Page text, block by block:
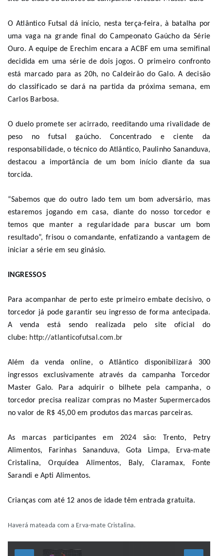
O Atlântico Futsal dá início, nesta terça-feira, à batalha por
uma vaga na grande final do Campeonato Gaúcho da Série
Ouro. A equipe de Erechim encara a ACBF em uma semifinal
decidida em uma série de dois jogos. O primeiro confronto
está marcado para as 20h, no Caldeirão do Galo. A decisão
do classificado se dará na partida da próxima semana, em
Carlos Barbosa.
O duelo promete ser acirrado, reeditando uma rivalidade de
peso no futsal gaúcho. Concentrado e ciente da
responsabilidade, o técnico do Atlântico, Paulinho Sananduva,
destacou a importância de um bom início diante da sua
torcida.
“Sabemos que do outro lado tem um bom adversário, mas
estaremos jogando em casa, diante do nosso torcedor e
temos que manter a regularidade para buscar um bom
resultado”, frisou o comandante, enfatizando a vantagem de
iniciar a série em seu ginásio.
INGRESSOS
Para acompanhar de perto este primeiro embate decisivo, o
torcedor já pode garantir seu ingresso de forma antecipada.
A venda está sendo realizada pelo site oficial do
clube: http://atlanticofutsal.com.br
Além da venda online, o Atlântico disponibilizará 300
ingressos exclusivamente através da campanha Torcedor
Master Galo. Para adquirir o bilhete pela campanha, o
torcedor precisa realizar compras no Master Supermercados
no valor de R$ 45,00 em produtos das marcas parceiras.
As marcas participantes em 2024 são: Trento, Petry
Alimentos, Farinhas Sananduva, Gota Limpa, Erva-mate
Cristalina, Orquídea Alimentos, Baly, Claramax, Fonte
Sarandi e Apti Alimentos.
Crianças com até 12 anos de idade têm entrada gratuita.
Haverá mateada com a Erva-mate Cristalina.